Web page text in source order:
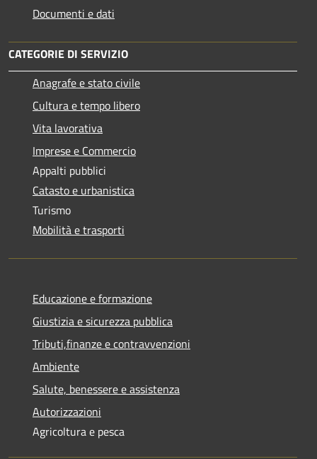
Documenti e dati
CATEGORIE DI SERVIZIO
Anagrafe e stato civile
Cultura e tempo libero
Vita lavorativa
Imprese e Commercio
Appalti pubblici
Catasto e urbanistica
Turismo
Mobilità e trasporti
Educazione e formazione
Giustizia e sicurezza pubblica
Tributi,finanze e contravvenzioni
Ambiente
Salute, benessere e assistenza
Autorizzazioni
Agricoltura e pesca